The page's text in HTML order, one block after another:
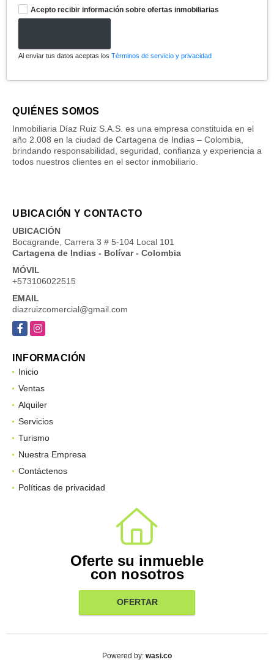
Acepto recibir información sobre ofertas inmobiliarias
Al enviar tus datos aceptas los Términos de servicio y privacidad
QUIÉNES SOMOS
Inmobiliaria Díaz Ruiz S.A.S. es una empresa constituida en el
año 2.008 en la ciudad de Cartagena de Indias – Colombia,
brindando responsabilidad, seguridad, confianza y experiencia a
todos nuestros clientes en el sector inmobiliario.
UBICACIÓN Y CONTACTO
UBICACIÓN
Bocagrande, Carrera 3 # 5-104 Local 101
Cartagena de Indias - Bolívar - Colombia
MÓVIL
+573106022515
EMAIL
diazruizcomercial@gmail.com
FacebookInstagram
INFORMACIÓN
Inicio
Ventas
Alquiler
Servicios
Turismo
Nuestra Empresa
Contáctenos
Políticas de privacidad
Oferte su inmueble
con nosotros
OFERTAR
Powered by: wasi.co